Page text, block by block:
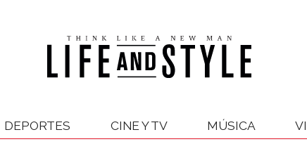
DEPORTES CINE Y TV MÚSICA